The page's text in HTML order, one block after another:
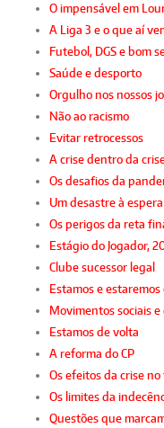
O impensável em
A Liga 3 e o que aí
Futebol, DGS e bom
Saúde e desporto
Orgulho nos nossos
Não ao racismo
Evitar retrocessos
A crise dentro da
Os desafios da
Um desastre à
Os perigos da reta
Estágio do Jogador,
Clube sucessor legal
Estamos e
Movimentos sociais
Estamos de volta
A reforma do CP
Os efeitos da crise
Os limites da
Questões que